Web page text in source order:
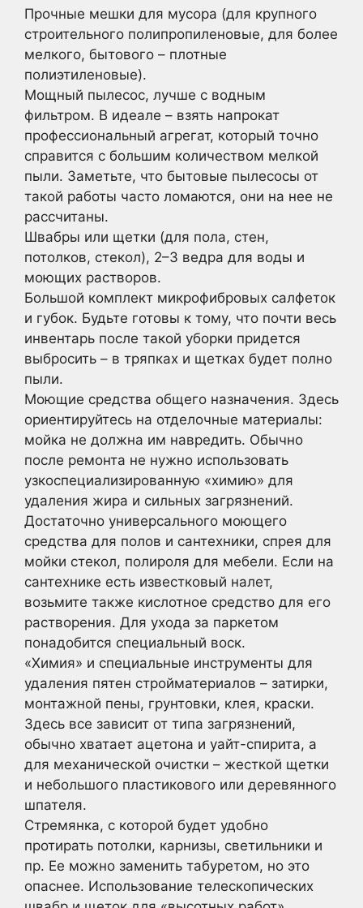
Прочные мешки для мусора (для крупного
строительного полипропиленовые, для более
мелкого, бытового – плотные
полиэтиленовые).
Мощный пылесос, лучше с водным
фильтром. В идеале – взять напрокат
профессиональный агрегат, который точно
справится с большим количеством мелкой
пыли. Заметьте, что бытовые пылесосы от
такой работы часто ломаются, они на нее не
рассчитаны.
Швабры или щетки (для пола, стен,
потолков, стекол), 2–3 ведра для воды и
моющих растворов.
Большой комплект микрофибровых салфеток
и губок. Будьте готовы к тому, что почти весь
инвентарь после такой уборки придется
выбросить – в тряпках и щетках будет полно
пыли.
Моющие средства общего назначения. Здесь
ориентируйтесь на отделочные материалы:
мойка не должна им навредить. Обычно
после ремонта не нужно использовать
узкоспециализированную «химию» для
удаления жира и сильных загрязнений.
Достаточно универсального моющего
средства для полов и сантехники, спрея для
мойки стекол, полироля для мебели. Если на
сантехнике есть известковый налет,
возьмите также кислотное средство для его
растворения. Для ухода за паркетом
понадобится специальный воск.
«Химия» и специальные инструменты для
удаления пятен стройматериалов – затирки,
монтажной пены, грунтовки, клея, краски.
Здесь все зависит от типа загрязнений,
обычно хватает ацетона и уайт-спирита, а
для механической очистки – жесткой щетки
и небольшого пластикового или деревянного
шпателя.
Стремянка, с которой будет удобно
протирать потолки, карнизы, светильники и
пр. Ее можно заменить табуретом, но это
опаснее. Использование телескопических